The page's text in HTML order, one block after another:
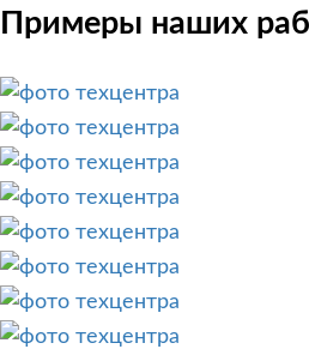
Примеры наших